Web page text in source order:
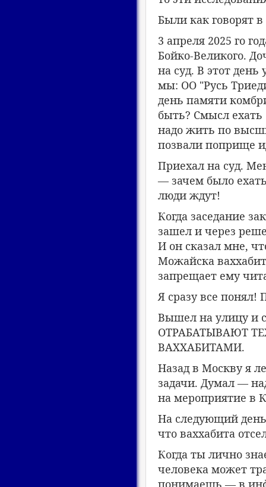
Были как говорят
3 апреля 2025 го
Бойко-Великого.
на суд. В этот
мы: ОО "Русь
день памяти
быть? Смысл ехать
надо жить по
позвали поприще
Приехал на суд.
— зачем было
люди ждут!
Когда заседание
зашел и через
И он сказал мне,
Можайска
запрещает ему
Я сразу все понял!
Вышел на улицу и
ОТРАБАТЫВАЮТ
ВАХХАБИТАМИ.
Назад в Москву я
задачи. Думал —
на мероприятие в
На следующий
что ваххабита
Когда ты лично
человека может
понимаешь — в